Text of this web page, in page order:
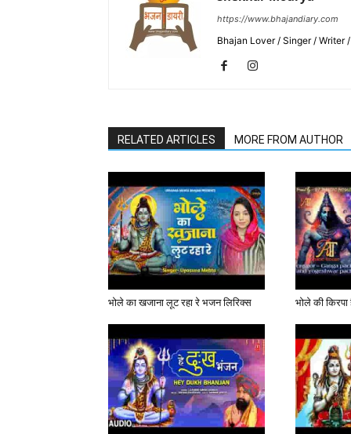
https://www.bhajandiary.com
Bhajan Lover / Singer / Writer
RELATED ARTICLES MORE FROM AUTHOR
भोले का खजाना लूट रहा रे भजन लिरिक्स भोले की किरपा